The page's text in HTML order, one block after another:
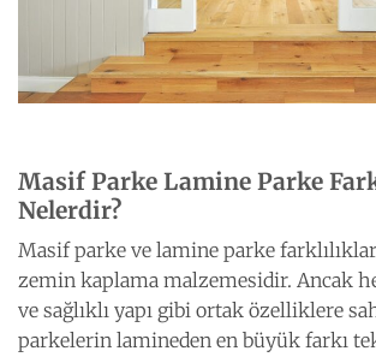
Masif Parke Lamine Parke
Nelerdir?
Masif parke ve lamine parke
zemin kaplama malzemesidir. Ancak
ve sağlıklı yapı gibi ortak özelliklere
parkelerin lamineden en büyük farkı